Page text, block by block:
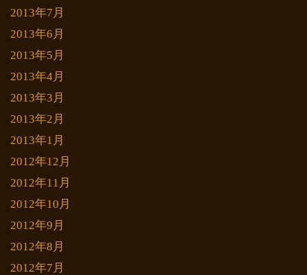
2013年7月
2013年6月
2013年5月
2013年4月
2013年3月
2013年2月
2013年1月
2012年12月
2012年11月
2012年10月
2012年9月
2012年8月
2012年7月